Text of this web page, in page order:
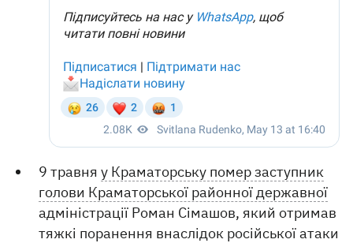
9 травняу Краматорську помер заступник
голови Краматорської районної державної
адміністрації Роман Сімашов, який отримав
тяжкі поранення внаслідок російської атаки